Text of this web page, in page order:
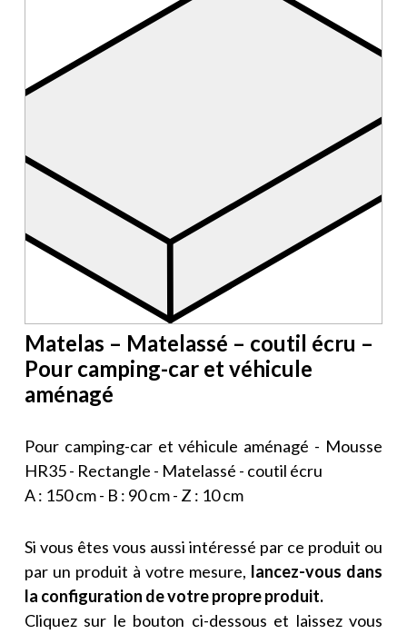
Matelas – Matelassé – coutil écru –
Pour camping-car et véhicule
aménagé
Pour camping-car et véhicule aménagé - Mousse
HR35 - Rectangle - Matelassé - coutil écru
A : 150 cm - B : 90 cm - Z : 10 cm
Si vous êtes vous aussi intéressé par ce produit ou
par un produit à votre mesure, lancez-vous dans
la configuration de votre propre produit.
Cliquez sur le bouton ci-dessous et laissez vous